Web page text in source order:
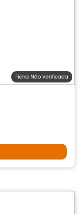
Ficha Não Verificada